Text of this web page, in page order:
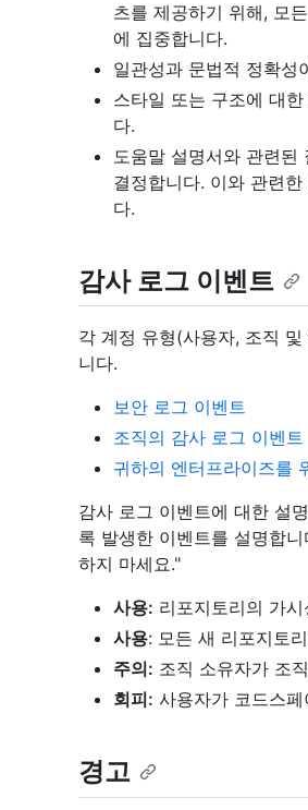
츠를 제공하기 위해, 모
에 집중합니다.
일관성과 문법적 정확성
스타일 또는 구조에 대
다.
도움말 설명서와 관련된
결정합니다. 이와 관련
다.
감사 로그 이벤트
각 계정 유형(사용자, 조직
니다.
보안 로그 이벤트
조직의 감사 로그 이벤트
귀하의 엔터프라이즈를
감사 로그 이벤트에 대한 설
록 발생한 이벤트를 설명합
하지 마세요."
사용: 리포지토리의 가
사용: 모든 새 리포지토
주의: 조직 소유자가 조
회피: 사용자가 코드스
경고